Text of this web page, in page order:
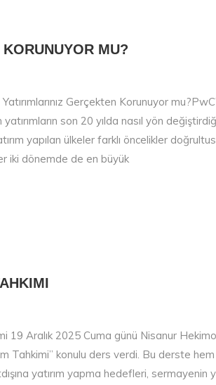
MU?
Gerçekten Korunuyor
yatırımların son 20 yılda nasıl yön
yapılan ülkeler farklı öncelikler
iki dönemde de en büyük
19 Aralık 2025 Cuma günü Nisanur
Tahkimi” konulu ders verdi. Bu derste hem
yatırım yapma hedefleri, sermayenin